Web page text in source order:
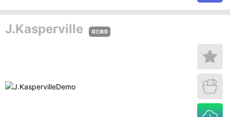
J.Kasperville 其它商用